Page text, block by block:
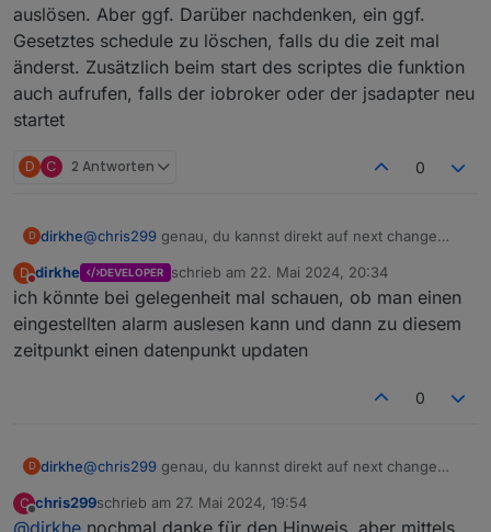
auslösen. Aber ggf. Darüber nachdenken, ein ggf.
Gesetztes schedule zu löschen, falls du die zeit mal
änderst. Zusätzlich beim start des scriptes die funktion
auch aufrufen, falls der iobroker oder der jsadapter neu
startet
D C 2 Antworten 0
D dirkhe@chris299 genau, du kannst direkt auf next change
eigentlich mit new Date() funktionieren. Dann deine zeit
vorher abziehen und dann per schedule deine
errinnerung auslösen. Aber ggf. Darüber nachdenken,
ein ggf. Gesetztes schedule zu löschen, falls du die zeit
mal änderst. Zusätzlich beim start des scriptes die
D
Nicht stören
dirkhe DEVELOPER schrieb am 22. Mai 2024, 20:34
zuletzt editiert von
ich könnte bei gelegenheit mal schauen, ob man einen
eingestellten alarm auslesen kann und dann zu diesem
zeitpunkt einen datenpunkt updaten
0
D dirkhe@chris299 genau, du kannst direkt auf next change
eigentlich mit new Date() funktionieren. Dann deine zeit
C
Offline
chris299schrieb am 27. Mai 2024, 19:54
zuletzt editiert von
@dirkhe nochmal danke für den Hinweis, aber mittels